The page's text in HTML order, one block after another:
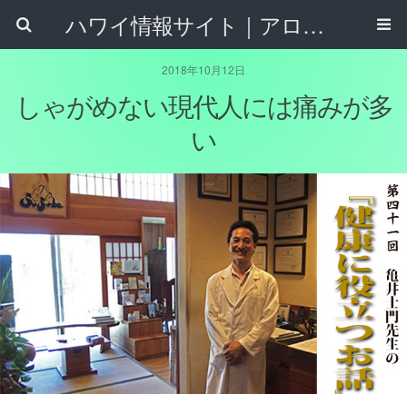
ハワイ情報サイト｜アロハタウンネット
2018年10月12日
しゃがめない現代人には痛みが多
い